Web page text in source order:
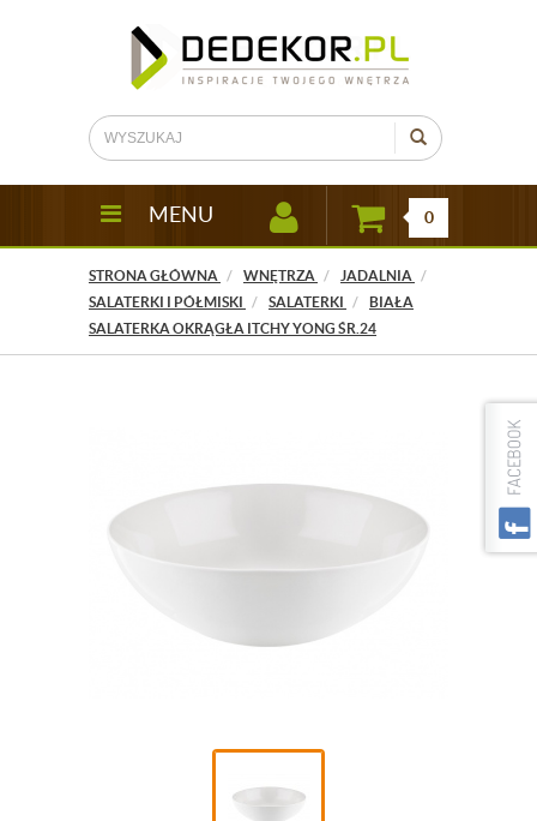
MENU 0
STRONA GŁÓWNA WNĘTRZA
JADALNIA
SALATERKI I PÓŁMISKI
SALATERKI
BIAŁA
SALATERKA OKRĄGŁA ITCHY YONG ŚR.24